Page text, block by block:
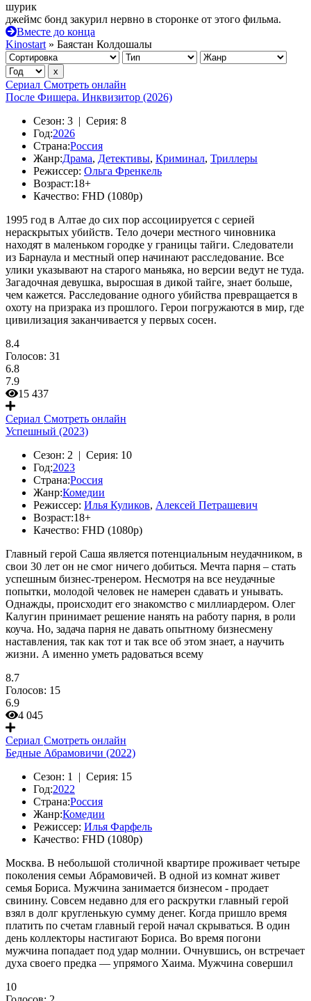
шурик
джеймс бонд закурил нервно в сторонке от этого фильма.
Вместе до конца
Kinostart » Баястан Колдошалы
Сериал Смотреть онлайн
После Фишера. Инквизитор (2026)
Сезон: 3 | Серия: 8
Год:2026
Страна:Россия
Жанр:Драма, Детективы, Криминал, Триллеры
Режиссер: Ольга Френкель
Возраст:18+
Качество: FHD (1080p)
1995 год в Алтае до сих пор ассоциируется с серией
нераскрытых убийств. Тело дочери местного чиновника
находят в маленьком городке у границы тайги. Следователи
из Барнаула и местный опер начинают расследование. Все
улики указывают на старого маньяка, но версии ведут не туда.
Загадочная девушка, выросшая в дикой тайге, знает больше,
чем кажется. Расследование одного убийства превращается в
охоту на призрака из прошлого. Герои погружаются в мир, где
цивилизация заканчивается у первых сосен.
8.4
Голосов: 31
6.8
7.9
15 437
Сериал Смотреть онлайн
Успешный (2023)
Сезон: 2 | Серия: 10
Год:2023
Страна:Россия
Жанр:Комедии
Режиссер: Илья Куликов, Алексей Петрашевич
Возраст:18+
Качество: FHD (1080p)
Главный герой Саша является потенциальным неудачником, в
свои 30 лет он не смог ничего добиться. Мечта парня – стать
успешным бизнес-тренером. Несмотря на все неудачные
попытки, молодой человек не намерен сдавать и унывать.
Однажды, происходит его знакомство с миллиардером. Олег
Калугин принимает решение нанять на работу парня, в роли
коуча. Но, задача парня не давать опытному бизнесмену
наставления, так как тот и так все об этом знает, а научить
жизни. А именно уметь радоваться всему
8.7
Голосов: 15
6.9
4 045
Сериал Смотреть онлайн
Бедные Абрамовичи (2022)
Сезон: 1 | Серия: 15
Год:2022
Страна:Россия
Жанр:Комедии
Режиссер: Илья Фарфель
Качество: FHD (1080p)
Москва. В небольшой столичной квартире проживает четыре
поколения семьи Абрамовичей. В одной из комнат живет
семья Бориса. Мужчина занимается бизнесом - продает
свинину. Совсем недавно для его раскрутки главный герой
взял в долг кругленькую сумму денег. Когда пришло время
платить по счетам главный герой начал скрываться. В один
день коллекторы настигают Бориса. Во время погони
мужчина попадает под удар молнии. Очнувшись, он встречает
духа своего предка — упрямого Хаима. Мужчина совершил
10